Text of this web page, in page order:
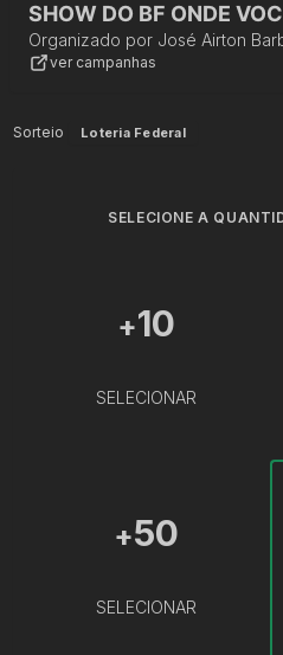
SHOW DO BF ONDE
Organizado por José Airton
ver campanhas
Sorteio Loteria Federal
SELECIONE A
+10
SELECIONAR
+50
SELECIONAR